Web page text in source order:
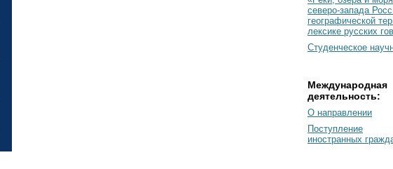
северо-запада
географической
лексике русских
Студенческое
Международная
деятельность:
О направлении
Поступление
иностранных